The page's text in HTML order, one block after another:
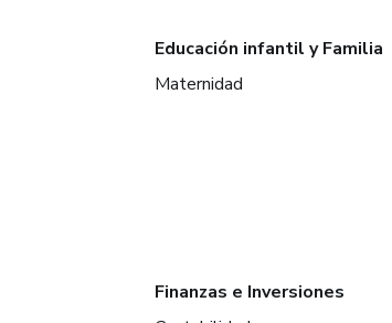
Educación infantil y Familia
Maternidad
Finanzas e Inversiones